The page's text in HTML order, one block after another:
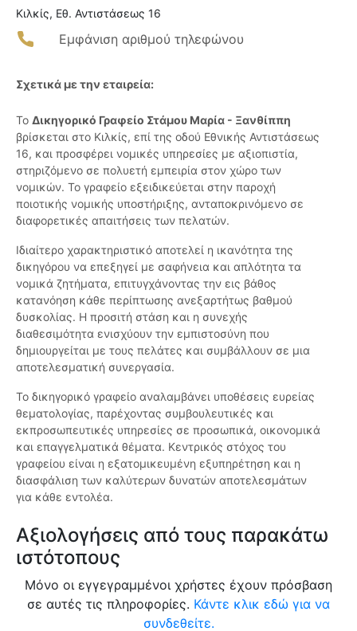
Κιλκίς, Εθ. Αντιστάσεως 16
Εμφάνιση αριθμού τηλεφώνου
Σχετικά με την εταιρεία:
Το Δικηγορικό Γραφείο Στάμου Μαρία - Ξανθίππη
βρίσκεται στο Κιλκίς, επί της οδού Εθνικής Αντιστάσεως
16, και προσφέρει νομικές υπηρεσίες με αξιοπιστία,
στηριζόμενο σε πολυετή εμπειρία στον χώρο των
νομικών. Το γραφείο εξειδικεύεται στην παροχή
ποιοτικής νομικής υποστήριξης, ανταποκρινόμενο σε
διαφορετικές απαιτήσεις των πελατών.
Ιδιαίτερο χαρακτηριστικό αποτελεί η ικανότητα της
δικηγόρου να επεξηγεί με σαφήνεια και απλότητα τα
νομικά ζητήματα, επιτυγχάνοντας την εις βάθος
κατανόηση κάθε περίπτωσης ανεξαρτήτως βαθμού
δυσκολίας. Η προσιτή στάση και η συνεχής
διαθεσιμότητα ενισχύουν την εμπιστοσύνη που
δημιουργείται με τους πελάτες και συμβάλλουν σε μια
αποτελεσματική συνεργασία.
Το δικηγορικό γραφείο αναλαμβάνει υποθέσεις ευρείας
θεματολογίας, παρέχοντας συμβουλευτικές και
εκπροσωπευτικές υπηρεσίες σε προσωπικά, οικονομικά
και επαγγελματικά θέματα. Κεντρικός στόχος του
γραφείου είναι η εξατομικευμένη εξυπηρέτηση και η
διασφάλιση των καλύτερων δυνατών αποτελεσμάτων
για κάθε εντολέα.
Αξιολογήσεις από τους παρακάτω
ιστότοπους
Μόνο οι εγγεγραμμένοι χρήστες έχουν πρόσβαση
σε αυτές τις πληροφορίες. Κάντε κλικ εδώ για να
συνδεθείτε.